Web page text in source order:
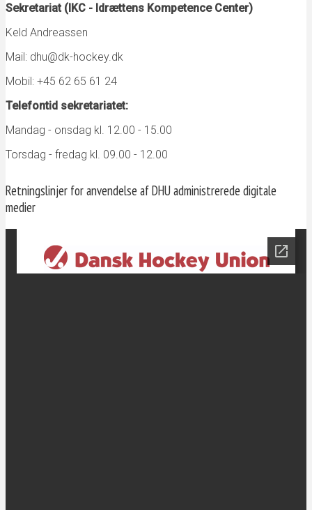
Sekretariat (IKC - Idrættens Kompetence Center)
Keld Andreassen
Mail: dhu@dk-hockey.dk
Mobil: +45 62 65 61 24
Telefontid sekretariatet:
Mandag - onsdag kl. 12.00 - 15.00
Torsdag - fredag kl. 09.00 - 12.00
Retningslinjer for anvendelse af DHU administrerede digitale
medier